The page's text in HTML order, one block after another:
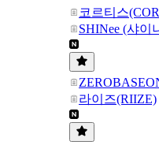
코르티스
SHINee (샤이
라이즈(RIIZE)